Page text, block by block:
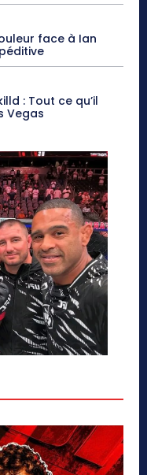
face à Ian
: Tout ce qu’il
Vegas